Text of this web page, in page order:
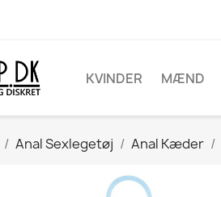
KVINDER MÆND
Anal Sexlegetøj Anal Kæder